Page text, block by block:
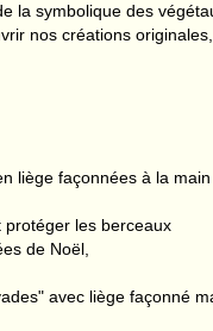
la symbolique des
nos créations
liège façonnées à la
les berceaux
de Noël,
avec liège façonné